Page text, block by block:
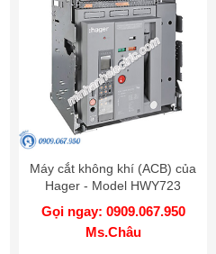
Máy cắt không khí (ACB) của
Hager - Model HWY723
Gọi ngay: 0909.067.950
Ms.Châu